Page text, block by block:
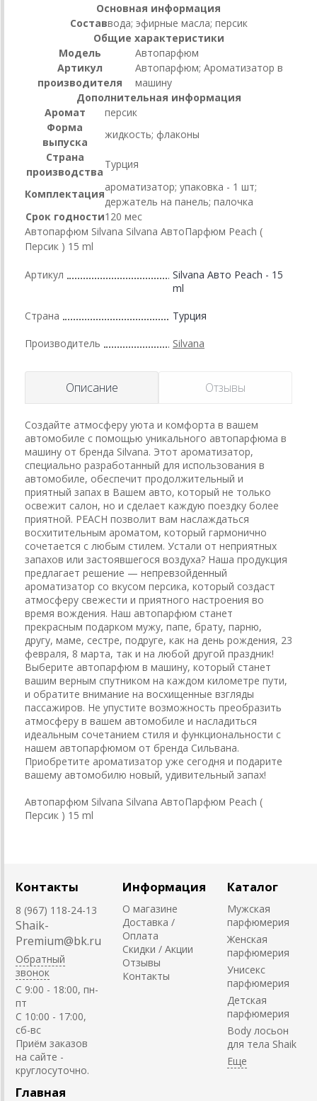
Основная информация
Составвода; эфирные масла; персик
Общие характеристики
Модель
Автопарфюм
Артикул
производителя
Автопарфюм; Ароматизатор в
машину
Дополнительная информация
Аромат
персик
Форма
выпуска
жидкость; флаконы
Страна
производства
Турция
Комплектация
ароматизатор; упаковка - 1 шт;
держатель на панель; палочка
Срок годности120 мес
Автопарфюм Silvana Silvana АвтоПарфюм Peach (
Персик ) 15 ml
Артикул
Silvana Авто Peach - 15
ml
Страна Турция
Производитель Silvana
Описание Отзывы
Создайте атмосферу уюта и комфорта в вашем
автомобиле с помощью уникального автопарфюма в
машину от бренда Silvana. Этот ароматизатор,
специально разработанный для использования в
автомобиле, обеспечит продолжительный и
приятный запах в Вашем авто, который не только
освежит салон, но и сделает каждую поездку более
приятной. PEACH позволит вам наслаждаться
восхитительным ароматом, который гармонично
сочетается с любым стилем. Устали от неприятных
запахов или застоявшегося воздуха? Наша продукция
предлагает решение — непревзойденный
ароматизатор со вкусом персика, который создаст
атмосферу свежести и приятного настроения во
время вождения. Наш автопарфюм станет
прекрасным подарком мужу, папе, брату, парню,
другу, маме, сестре, подруге, как на день рождения, 23
февраля, 8 марта, так и на любой другой праздник!
Выберите автопарфюм в машину, который станет
вашим верным спутником на каждом километре пути,
и обратите внимание на восхищенные взгляды
пассажиров. Не упустите возможность преобразить
атмосферу в вашем автомобиле и насладиться
идеальным сочетанием стиля и функциональности с
нашем автопарфюмом от бренда Сильвана.
Приобретите ароматизатор уже сегодня и подарите
вашему автомобилю новый, удивительный запах!
Автопарфюм Silvana Silvana АвтоПарфюм Peach (
Персик ) 15 ml
Контакты
8 (967) 118-24-13
Shaik-
Premium@bk.ru
Обратный
звонок
C 9:00 - 18:00, пн-
пт
С 10:00 - 17:00,
сб-вс
Приём заказов
на сайте -
круглосуточно.
Информация
О магазине
Доставка /
Оплата
Скидки / Акции
Отзывы
Контакты
Каталог
Мужская
парфюмерия
Женская
парфюмерия
Унисекс
парфюмерия
Детская
парфюмерия
Body лосьон
для тела Shaik
Главная